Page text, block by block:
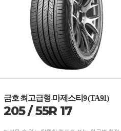
금호 최고급형-마제스티9 (TA91)
205/55R 17